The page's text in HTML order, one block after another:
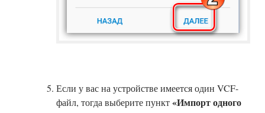
Если у вас на устройстве имеется один VCF-
файл, тогда выберите пункт«Импорт одного